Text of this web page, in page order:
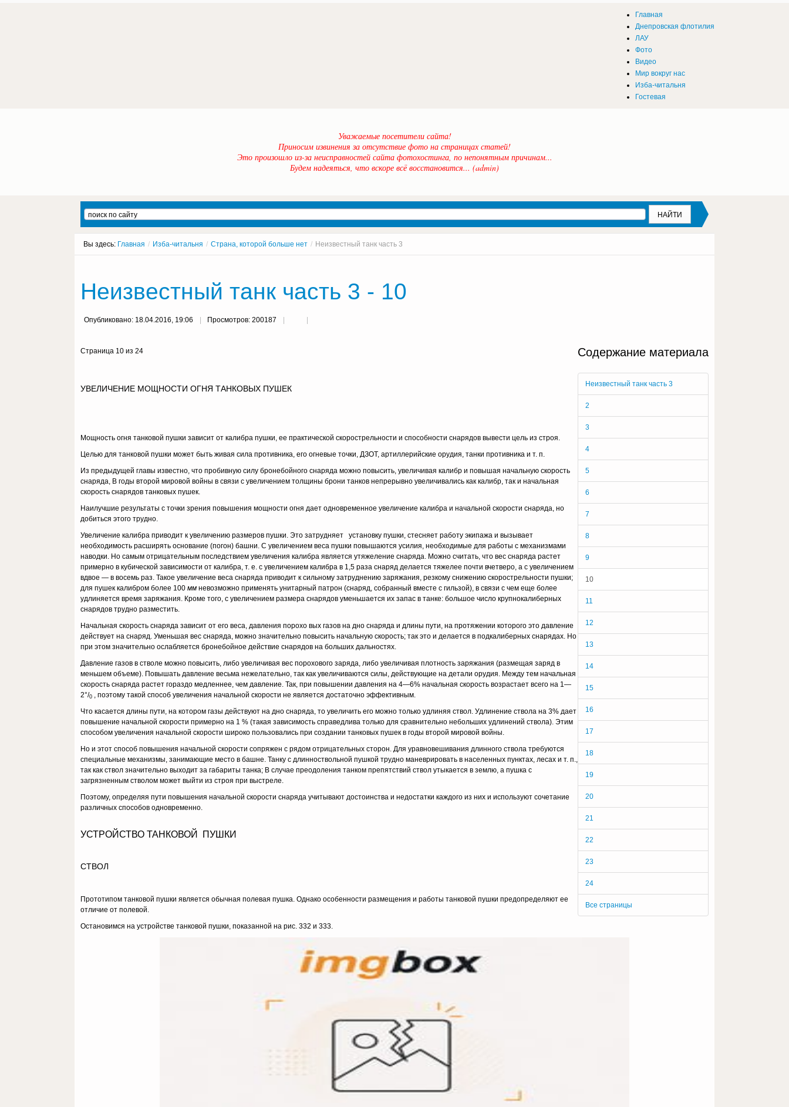
Главная
Днепровская флотилия
ЛАУ
Фото
Видео
Мир вокруг нас
Изба-читальня
Гостевая
Уважаемые посетители сайта!
Приносим извинения за отсутствие фото на страницах статей!
Это произошло из-за неисправностей сайта фотохостинга, по непонятным причинам...
Будем надеяться, что вскоре всё восстановится... (admin)
Вы здесь: Главная / Изба-читальня / Страна, которой больше нет / Неизвестный танк часть 3
Неизвестный танк часть 3 - 10
Опубликовано: 18.04.2016, 19:06 Просмотров: 200187
Содержание материала
Неизвестный танк часть 3
2
3
4
5
6
7
8
9
10
11
12
13
14
15
16
17
18
19
20
21
22
23
24
Все страницы
Страница 10 из 24
УВЕЛИЧЕНИЕ МОЩНОСТИ ОГНЯ ТАНКОВЫХ ПУШЕК
Мощность огня танковой пушки зависит от калибра пушки, ее практической скорострельности и способности снарядов вывести цель из строя.
Целью для танковой пушки может быть живая сила противника, его огневые точки, ДЗОТ, артиллерийские орудия, танки против­ника и т. п.
Из предыдущей главы известно, что пробивную силу бронебойного снаряда можно повысить, увеличивая калибр и повышая начальную скорость
снаряда, В годы второй мировой войны в связи с увеличением толщины брони танков непрерывно увеличивались как калибр, так и на­чальная
скорость снарядов танковых пушек.
Наилучшие результаты с точки зрения повышения мощности огня дает одновременное увеличение калибра и начальной скорости снаряда, но
добиться этого трудно.
Увеличение калибра приводит к увеличению размеров пушки. Это затрудняет установку пушки, стесняет работу экипажа и вызывает
необходимость расширять основание (погон) башни. С увеличением веса пушки повышаются усилия, необходимые для работы с механизмами
на­водки. Но самым отрицательным последствием увеличения калибра является утяжеление снаряда. Можно считать, что вес снаряда растет
примерно в кубической зависимости от калибра, т. е. с увеличением ка­либра в 1,5 раза снаряд делается тяжелее почти вчетверо, а с увеличе­нием
вдвое — в восемь раз. Такое увеличение веса снаряда приводит к сильному затруднению заряжания, резкому снижению скорострель­ности пушки;
для пушек калибром более 100 мм невозможно применять унитарный патрон (снаряд, собранный вместе с гильзой), в связи с чем еще более
удлиняется время заряжания. Кроме того, с увеличением размера снарядов уменьшается их запас в танке: большое число крупно­калиберных
снарядов трудно разместить.
Начальная скорость снаряда зависит от его веса, давления порохо вых газов на дно снаряда и длины пути, на протяжении которого это давление
действует на снаряд. Уменьшая вес снаряда, можно значи­тельно повысить начальную скорость; так это и делается в подкалиберных снарядах. Но
при этом значительно ослабляется бронебойное дей­ствие снарядов на больших дальностях.
Давление газов в стволе можно повысить, либо увеличивая вес поро­хового заряда, либо увеличивая плотность заряжания (размещая заряд в
меньшем объеме). Повышать давление весьма нежелательно, так как увеличиваются силы, действующие на детали орудия. Между тем началь­ная
скорость снаряда растет гораздо медленнее, чем давление. Так, при повышении давления на 4—6% начальная скорость возрастает всего на 1—
2°/0 , поэтому такой способ увеличения начальной скорости не является достаточно эффективным.
Что касается длины пути, на котором газы действуют на дно снаряда, то увеличить его можно только удлиняя ствол. Удлинение ствола на 3% дает
повышение начальной скорости примерно на 1 % (такая зависимость справедлива только для сравнительно небольших удлинений ствола). Этим
способом увеличения начальной скорости широко пользовались при создании танковых пушек в годы второй мировой войны.
Но и этот способ повышения начальной скорости сопряжен с рядом отрицательных сторон. Для уравновешивания длинного ствола требуются
специальные механизмы, занимающие место в башне. Танку с длинно­ствольной пушкой трудно маневрировать в населенных пунктах, лесах и т. п.,
так как ствол значительно выходит за габариты танка; В случае преодоления танком препятствий ствол утыкается в землю, а пушка с
загрязненным стволом может выйти из строя при выстреле.
Поэтому, определяя пути повышения начальной скорости снаряда учитывают достоинства и недостатки каждого из них и используют соче­тание
различных способов одновременно.
УСТРОЙСТВО ТАНКОВОЙ ПУШКИ
СТВОЛ
Прототипом танковой пушки является обычная полевая пушка. Однако особенности размещения и работы танковой пушки предопреде­ляют ее
отличие от полевой.
Остановимся на устройстве танковой пушки, показанной на рис. 332 и 333.